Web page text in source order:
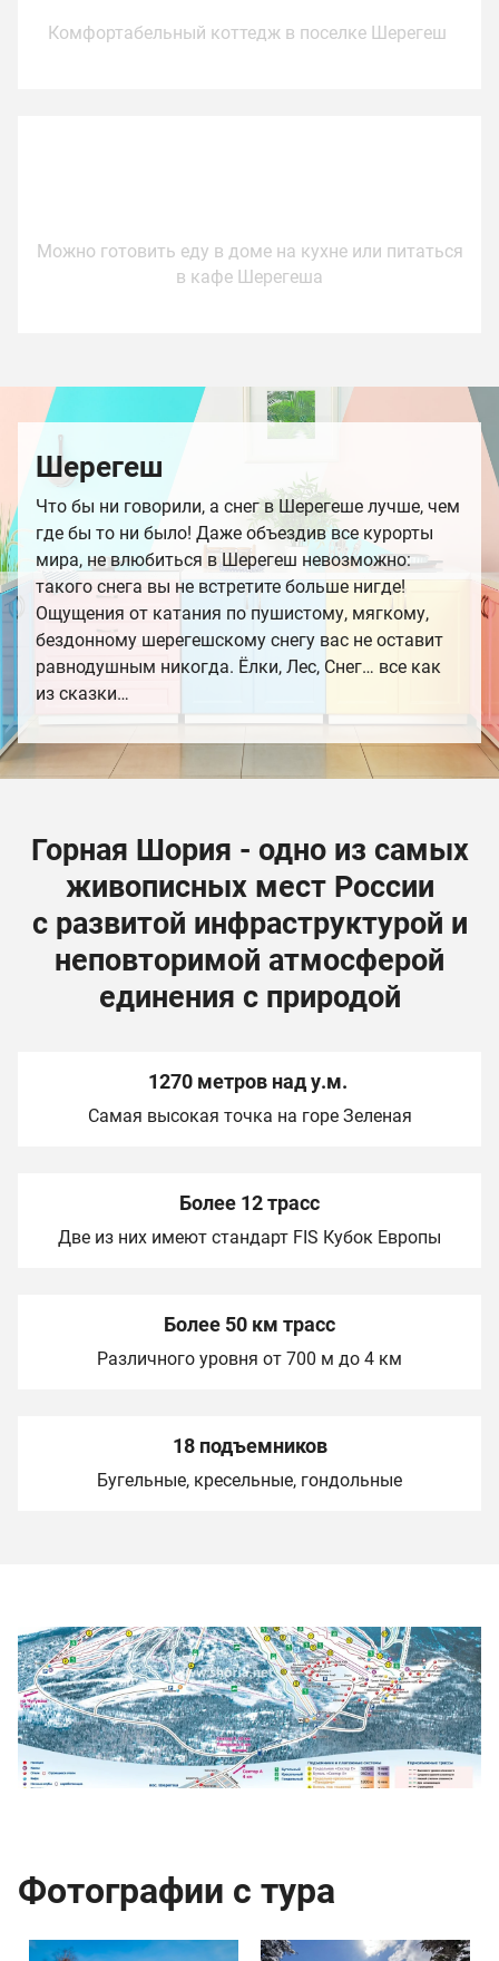
Комфортабельный коттедж в поселке Шерегеш
Можно готовить еду в доме на кухне или питаться
в кафе Шерегеша
Шерегеш
Что бы ни говорили, а снег в Шерегеше лучше, чем
где бы то ни было! Даже объездив все курорты
мира, не влюбиться в Шерегеш невозможно:
такого снега вы не встретите больше нигде!
Ощущения от катания по пушистому, мягкому,
бездонному шерегешскому снегу вас не оставит
равнодушным никогда. Ёлки, Лес, Снег… все как
из сказки…
Горная Шория - одно из самых
живописных мест России
с развитой инфраструктурой и
неповторимой атмосферой
единения с природой
1270 метров над у.м.
Самая высокая точка на горе Зеленая
Более 12 трасс
Две из них имеют стандарт FIS Кубок Европы
Более 50 км трасс
Различного уровня от 700 м до 4 км
18 подъемников
Бугельные, кресельные, гондольные
Фотографии с тура